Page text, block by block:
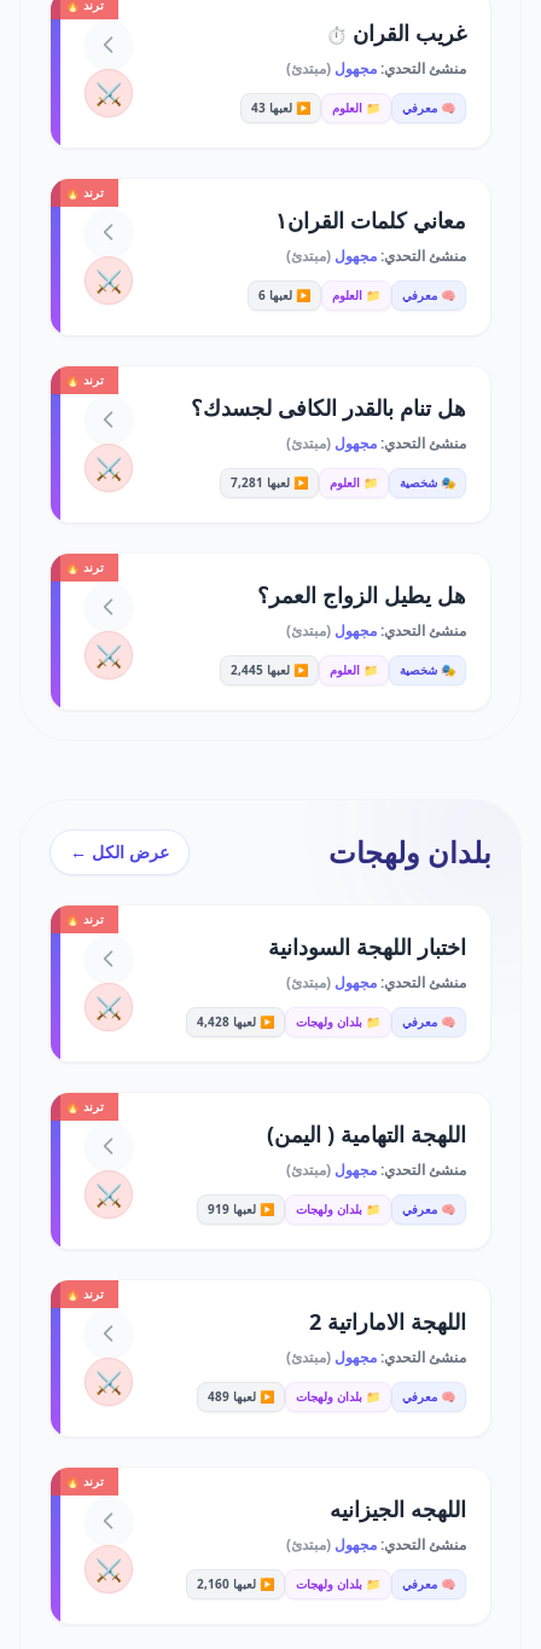
ترند 🔥
غريب القران ⏱️
منشئ التحدي:مجهول (مبتدئ)
🧠 معرفي 📁 العلوم ▶️ لعبها 43 ⚔️
ترند 🔥
معاني كلمات القران١
منشئ التحدي:مجهول (مبتدئ)
🧠 معرفي 📁 العلوم ▶️ لعبها 6 ⚔️
ترند 🔥
هل تنام بالقدر الكافى لجسدك؟
منشئ التحدي:مجهول (مبتدئ)
🎭 شخصية 📁 العلوم ▶️ لعبها 7,281 ⚔️
ترند 🔥
هل يطيل الزواج العمر؟
منشئ التحدي:مجهول (مبتدئ)
🎭 شخصية 📁 العلوم ▶️ لعبها 2,445 ⚔️
بلدان ولهجات عرض الكل ←
ترند 🔥
اختبار اللهجة السودانية
منشئ التحدي:مجهول (مبتدئ)
🧠 معرفي 📁 بلدان ولهجات ▶️ لعبها 4,428 ⚔️
ترند 🔥
اللهجة التهامية ( اليمن)
منشئ التحدي:مجهول (مبتدئ)
🧠 معرفي 📁 بلدان ولهجات ▶️ لعبها 919 ⚔️
ترند 🔥
اللهجة الاماراتية 2
منشئ التحدي:مجهول (مبتدئ)
🧠 معرفي 📁 بلدان ولهجات ▶️ لعبها 489 ⚔️
ترند 🔥
اللهجه الجيزانيه
منشئ التحدي:مجهول (مبتدئ)
🧠 معرفي 📁 بلدان ولهجات ▶️ لعبها 2,160 ⚔️